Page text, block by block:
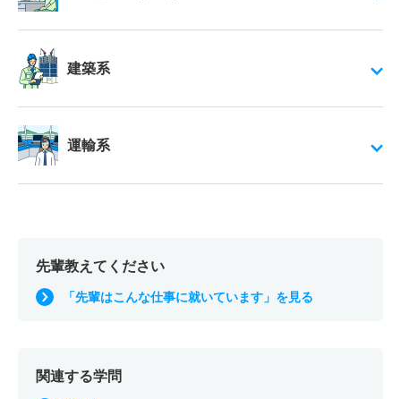
建築系
運輸系
先輩教えてください
「先輩はこんな仕事に就いています」を見る
関連する学問